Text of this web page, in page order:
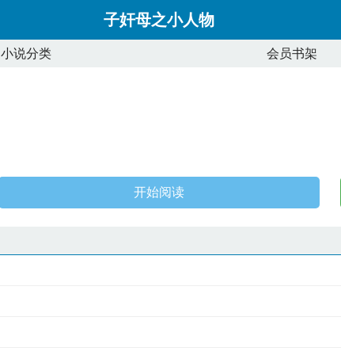
子奸母之小人物
小说分类 会员书架
开始阅读